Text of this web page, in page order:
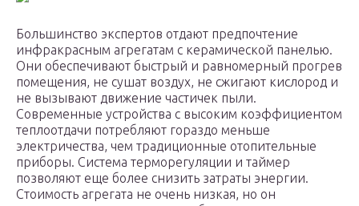
Большинство экспертов отдают предпочтение
инфракрасным агрегатам с керамической панелью.
Они обеспечивают быстрый и равномерный прогрев
помещения, не сушат воздух, не сжигают кислород и
не вызывают движение частичек пыли.
Современные устройства с высоким коэффициентом
теплоотдачи потребляют гораздо меньше
электричества, чем традиционные отопительные
приборы. Система терморегуляции и таймер
позволяют еще более снизить затраты энергии.
Стоимость агрегата не очень низкая, но он